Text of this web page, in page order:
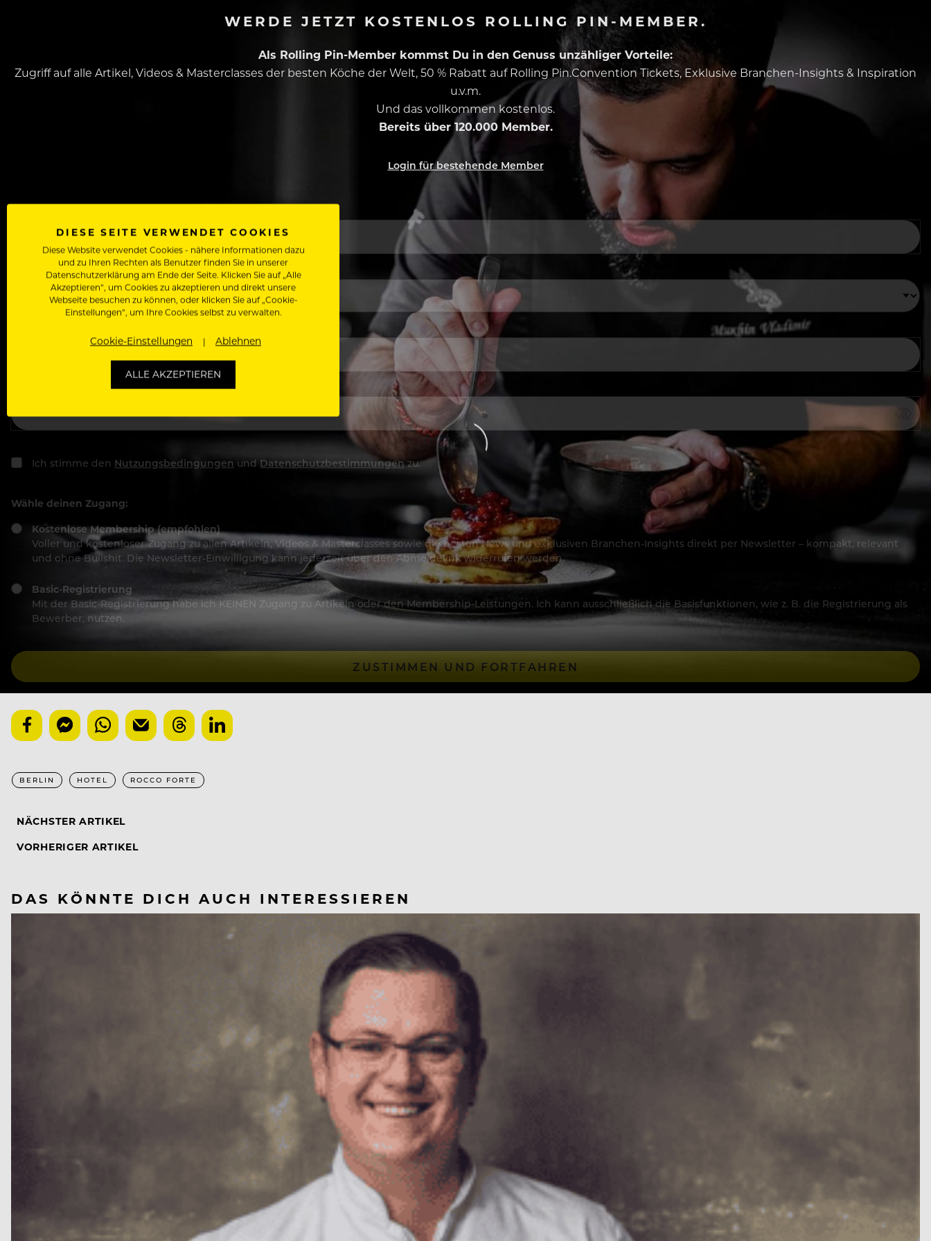
WERDE JETZT KOSTENLOS ROLLING PIN-MEMBER.
Als Rolling Pin-Member kommst Du in den Genuss unzähliger Vorteile:
Zugriff auf alle Artikel, Videos & Masterclasses der besten Köche der Welt, 50 % Rabatt auf Rolling Pin.Convention Tickets, Exklusive Branchen-Insights & Inspiration
u.v.m.
Und das vollkommen kostenlos.
Bereits über 120.000 Member.
Login für bestehende Member
In welchem Bereich arbeitest du
Ich stimme den Nutzungsbedingungen und Datenschutzbestimmungenzu.
Wähle deinen Zugang:
Kostenlose Membership (empfohlen)
Voller und kostenloser Zugang zu allen Artikeln, Videos & Masterclasses sowie die besten News und exklusiven Branchen-Insights direkt per Newsletter – kompakt, relevant
und ohne Bullshit. Die Newsletter-Einwilligung kann jederzeit über den Abmeldelink widerrufen werden.
Basic-Registrierung
Mit der Basic-Registrierung habe ich KEINEN Zugang zu Artikeln oder den Membership-Leistungen. Ich kann ausschließlich die Basisfunktionen, wie z. B. die Registrierung als
Bewerber, nutzen.
ZUSTIMMEN UND FORTFAHREN
BERLIN HOTEL ROCCO FORTE
NÄCHSTER ARTIKEL
VORHERIGER ARTIKEL
DAS KÖNNTE DICH AUCH INTERESSIEREN
DIESE SEITE VERWENDET COOKIES
Diese Website verwendet Cookies - nähere Informationen dazu
und zu Ihren Rechten als Benutzer finden Sie in unserer
Datenschutzerklärung am Ende der Seite. Klicken Sie auf „Alle
Akzeptieren“, um Cookies zu akzeptieren und direkt unsere
Webseite besuchen zu können, oder klicken Sie auf „Cookie-
Einstellungen“, um Ihre Cookies selbst zu verwalten.
Cookie-Einstellungen Ablehnen
ALLE AKZEPTIEREN